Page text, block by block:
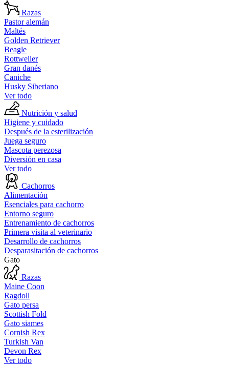
Razas
Pastor alemán
Maltés
Golden Retriever
Beagle
Rottweiler
Gran danés
Caniche
Husky Siberiano
Ver todo
Nutrición y salud
Higiene y cuidado
Después de la esterilización
Juega seguro
Mascota perezosa
Diversión en casa
Ver todo
Cachorros
Alimentación
Esenciales para cachorro
Entorno seguro
Entrenamiento de cachorros
Primera visita al veterinario
Desarrollo de cachorros
Desparasitación de cachorros
Gato
Razas
Maine Coon
Ragdoll
Gato persa
Scottish Fold
Gato siames
Cornish Rex
Turkish Van
Devon Rex
Ver todo